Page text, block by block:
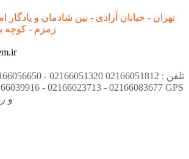
تهران - خیابان آزادی - بین شادمان و
زمزم - کوچه
و